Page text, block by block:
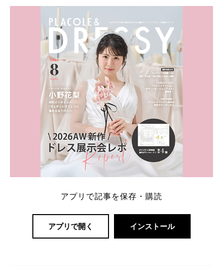
アプリで記事を保存・購読
アプリで開く インストール